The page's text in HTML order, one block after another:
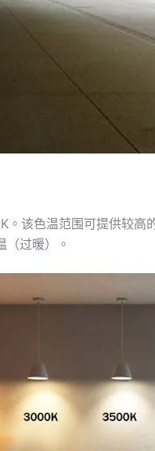
该色温范围可提供较高
过暖）。